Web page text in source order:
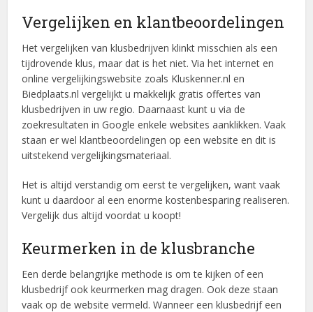
Vergelijken en klantbeoordelingen
Het vergelijken van klusbedrijven klinkt misschien als een
tijdrovende klus, maar dat is het niet. Via het internet en
online vergelijkingswebsite zoals Kluskenner.nl en
Biedplaats.nl vergelijkt u makkelijk gratis offertes van
klusbedrijven in uw regio. Daarnaast kunt u via de
zoekresultaten in Google enkele websites aanklikken. Vaak
staan er wel klantbeoordelingen op een website en dit is
uitstekend vergelijkingsmateriaal.
Het is altijd verstandig om eerst te vergelijken, want vaak
kunt u daardoor al een enorme kostenbesparing realiseren.
Vergelijk dus altijd voordat u koopt!
Keurmerken in de klusbranche
Een derde belangrijke methode is om te kijken of een
klusbedrijf ook keurmerken mag dragen. Ook deze staan
vaak op de website vermeld. Wanneer een klusbedrijf een